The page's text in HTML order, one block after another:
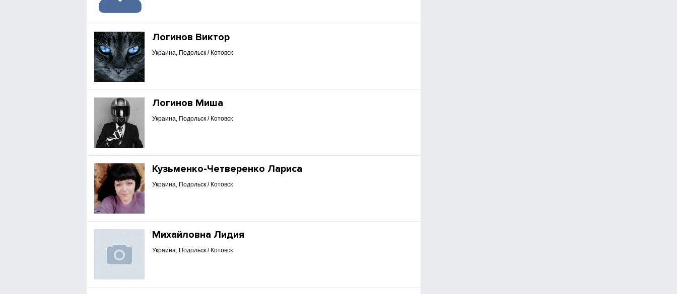
Логинов Виктор
Украина, Подольск / Котовск
Логинов Миша
Украина, Подольск / Котовск
Кузьменко-Четверенко Лариса
Украина, Подольск / Котовск
Михайловна Лидия
Украина, Подольск / Котовск